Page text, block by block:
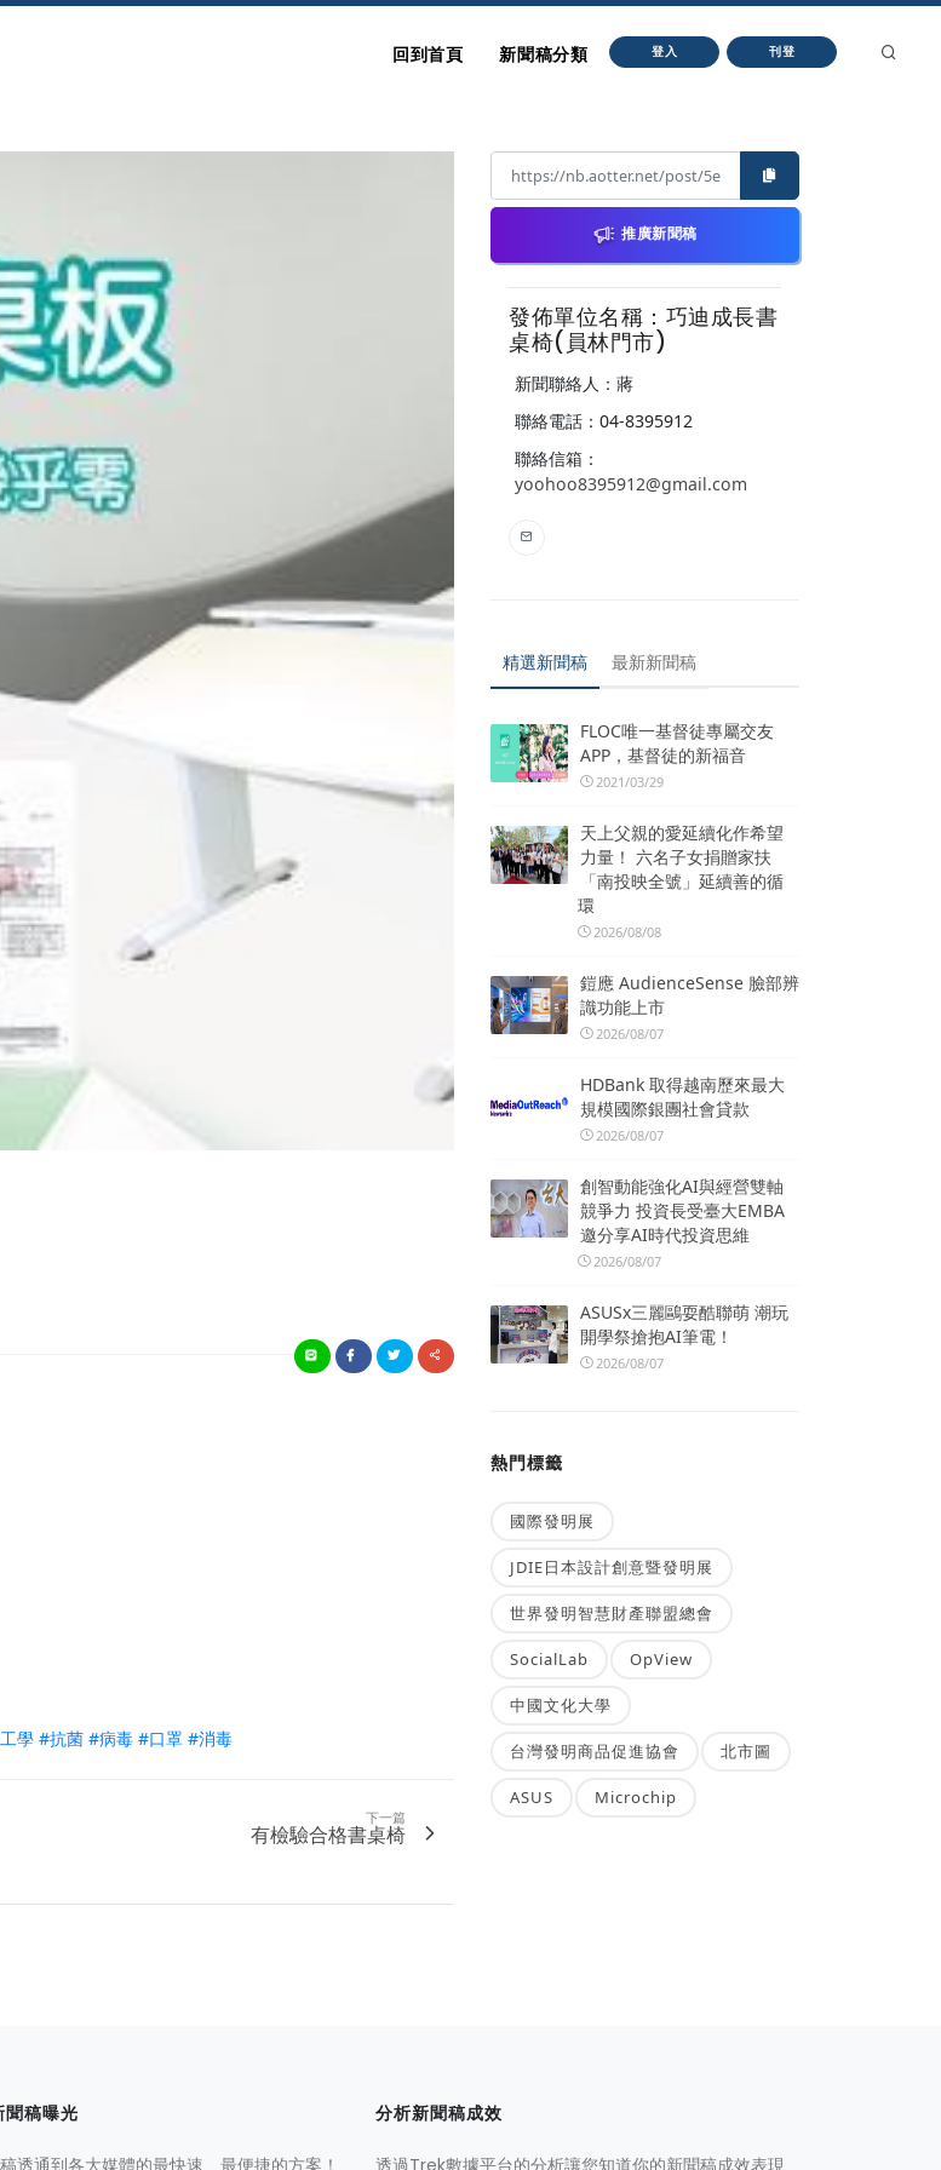
回到首頁 新聞稿分類 登入 刊登
學 #抗菌 #病毒 #口罩 #消毒
下一篇
有檢驗合格書桌椅
推廣新聞稿
發佈單位名稱：巧迪成長書
桌椅(員林門市)
新聞聯絡人：蔣
聯絡電話：04-8395912
聯絡信箱：
yoohoo8395912@gmail.com
精選新聞稿 最新新聞稿
FLOC唯一基督徒專屬交友
APP，基督徒的新福音
2021/03/29
天上父親的愛延續化作希望
力量！ 六名子女捐贈家扶
「南投映全號」延續善的循
環
2026/08/08
鎧應 AudienceSense 臉部辨
識功能上市
2026/08/07
HDBank 取得越南歷來最大
規模國際銀團社會貸款
2026/08/07
創智動能強化AI與經營雙軸
競爭力 投資長受臺大EMBA
邀分享AI時代投資思維
2026/08/07
ASUSx三麗鷗耍酷聯萌 潮玩
開學祭搶抱AI筆電！
2026/08/07
熱門標籤
國際發明展
JDIE日本設計創意暨發明展
世界發明智慧財產聯盟總會
SocialLab OpView
中國文化大學
台灣發明商品促進協會 北市圖
ASUS Microchip
稿曝光
透通到各大媒體的最快速、最便捷的方案！
分析新聞稿成效
透過Trek數據平台的分析讓您知道你的新聞稿成效表現